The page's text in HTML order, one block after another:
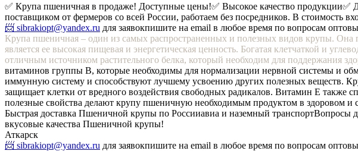
✅ Крупа пшеничная в продаже! Доступные цены!✅ Высокое качество продукции✅
поставщиком от фермеров со всей России, работаем без посредников. В стоимость
📨 sibrakiopt@yandex.ru для заявокпишите на email в любое время по вопросам
Крупа пшеничная – один из самых распространенных и полезных видов крупы.
является ее высокая пищевая и энергетическая ценность. Богатая клетчаткой и
отличным источником растительного белка, который необходим для поддержания
витаминов группы В, которые необходимы для нормализации нервной системы и
иммунную систему и способствуют лучшему усвоению других полезных веществ.
защищает клетки от вредного воздействия свободных радикалов. Витамин Е также
полезные свойства делают крупу пшеничную необходимым продуктом в здоровом и
Быстрая доставка Пшеничной крупы по Россииавиа и наземный транспортВопросы
вкусовые качества Пшеничной крупы!
Аткарск
📨 sibrakiopt@yandex.ru для заявокпишите на email в любое время по вопросам